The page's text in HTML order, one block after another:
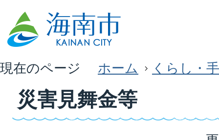
現在のページ ホーム くらし・
災害見舞金等